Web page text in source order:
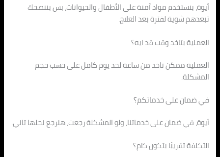
أيوة، بنستخدم مواد آمنة على الأطفال والحيوانات، بس بننصحك
تبعدهم شوية لفترة بعد العلاج.
العملية بتاخد وقت قد ايه؟
العملية ممكن تاخد من ساعة لحد يوم كامل على حسب حجم
المشكلة.
في ضمان على خدماتكم؟
أيوة، في ضمان على خدماتنا، ولو المشكلة رجعت، هنرجع نحلها تاني.
التكلفة تقريبًا بتكون كام؟